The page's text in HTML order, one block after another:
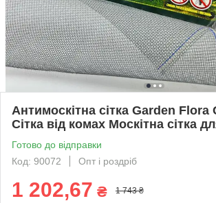
Антимоскітна сітка Garden Flora
Сітка від комах Москітна сітка
Готово до відправки
Код: 90072
Опт і роздріб
1 202,67 ₴ 1 743 ₴